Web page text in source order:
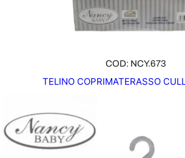
COD: NCY.673
TELINO COPRIMATERASSO